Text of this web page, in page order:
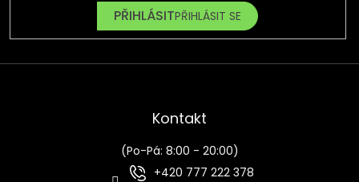
PŘIHLÁSIT SE
Kontakt
(Po-Pá: 8:00 - 20:00)
+420 777 222 378